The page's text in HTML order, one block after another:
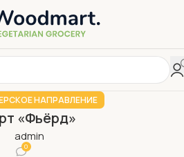
НАПРАВЛЕНИЕ
«Фьёрд»
admin
0